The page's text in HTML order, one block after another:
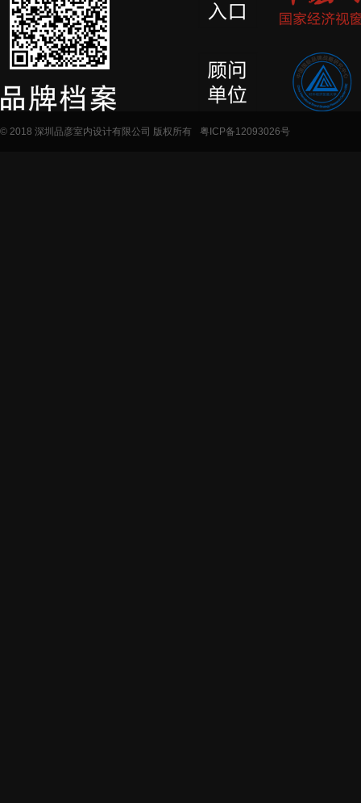
© 2018 深圳品彦室内设计有限公司 版权所有 粤ICP备12093026号